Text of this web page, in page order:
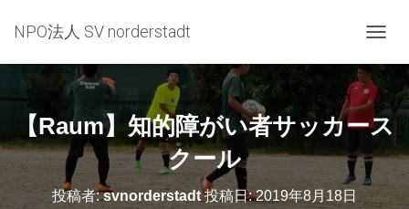
NPO法人 SV norderstadt
ビ
ー
シ
ョ
切
り
【Raum】知的障がい者サッカース
クール
投稿者:svnorderstadt投稿日:2019年8月18日